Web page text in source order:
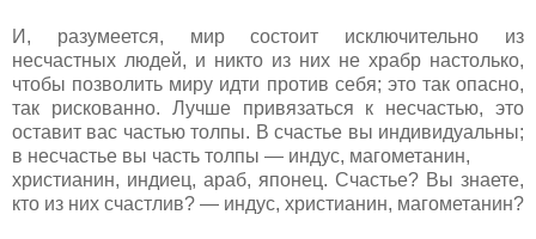
И, разумеется, мир состоит исключительно из
несчастных людей, и никто из них не храбр настолько,
чтобы позволить миру идти против себя; это так опасно,
так рискованно. Лучше привязаться к несчастью, это
оставит вас частью толпы. В счастье вы индивидуальны;
в несчастье вы часть толпы — индус, магометанин,
христианин, индиец, араб, японец. Счастье? Вы знаете,
кто из них счастлив? — индус, христианин, магометанин?